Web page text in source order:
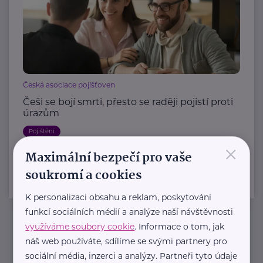
Česká asociace pojišťoven
Češi se bojí smrti, přesto se raději pojistí proti
úrazům
Pojištění
Newsletter
×
Maximální bezpečí pro vaše
soukromí a cookies
K personalizaci obsahu a reklam, poskytování
funkcí sociálních médií a analýze naší návštěvnosti
využíváme soubory cookie. Informace o tom, jak
náš web používáte, sdílíme se svými partnery pro
sociální média, inzerci a analýzy. Partneři tyto údaje